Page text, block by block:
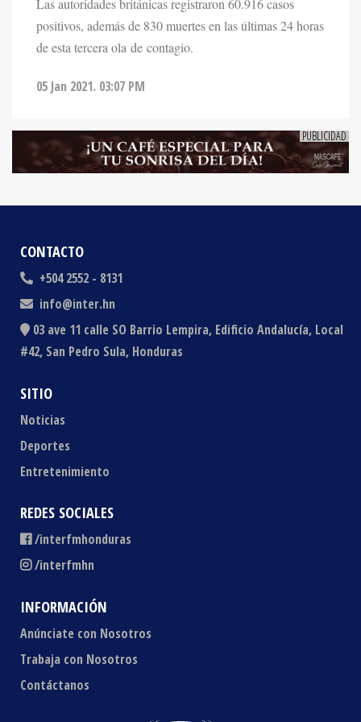
Las autoridades británicas registraron 60.916 casos
positivos, además de 830 muertes en las últimas 24 horas
de esta tercera ola de contagio.
05 Jan 2021. 03:07 PM
CONTACTO
+504 2552 - 8131
info@inter.hn
03 ave 11 calle SO Barrio Lempira, Edificio Andalucía, Local
#42, San Pedro Sula, Honduras
SITIO
Noticias
Deportes
Entretenimiento
REDES SOCIALES
/interfmhonduras
/interfmhn
INFORMACIÓN
Anúnciate con Nosotros
Trabaja con Nosotros
Contáctanos